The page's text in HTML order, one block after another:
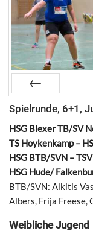
Zurück
Spielrunde, 6+1,
HSG Blexer TB/SV
TS Hoykenkamp –
HSG BTB/SVN –
HSG Hude/
BTB/SVN: Alkitis
Albers, Frija Freese,
Weibliche Jugend